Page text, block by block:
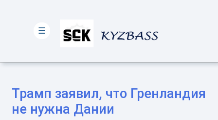
Трамп заявил, что Гренландия
не нужна Дании
☰